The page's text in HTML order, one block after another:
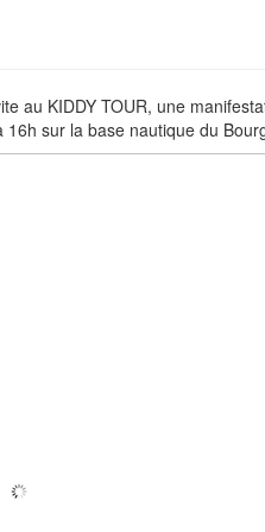
au KIDDY TOUR, une
sur la base nautique du